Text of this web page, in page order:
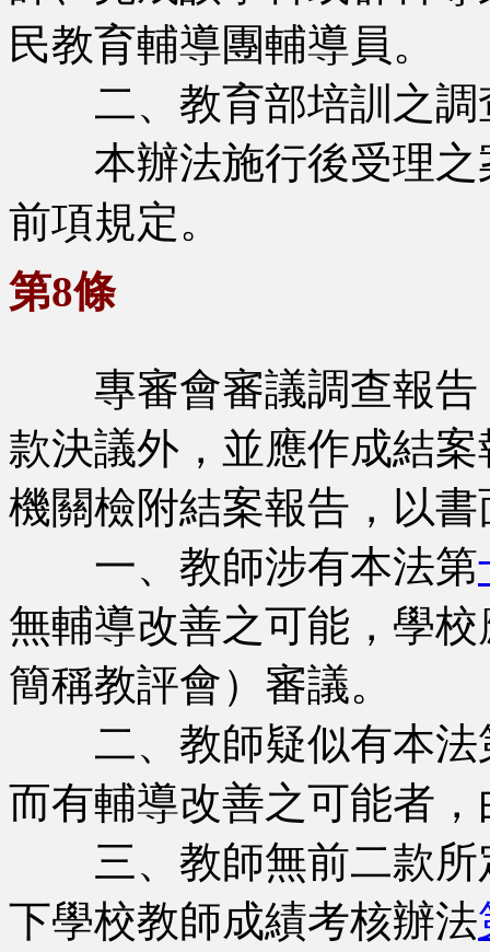
民教育輔導團輔導員。
二、教育部培訓之調
本辦法施行後受理之
前項規定。
第8條
專審會審議調查報告
款決議外，並應作成結
機關檢附結案報告，以
一、教師涉有本法第
無輔導改善之可能，學
簡稱教評會）審議。
二、教師疑似有本法
而有輔導改善之可能者
三、教師無前二款所
下學校教師成績考核辦法